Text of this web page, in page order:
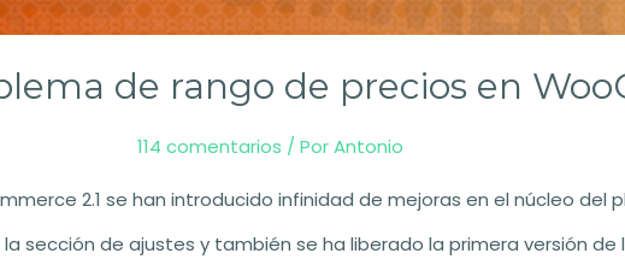
de rango de precios en
114 comentarios / PorAntonio
2.1 se han introducido infinidad de mejoras en el núcleo del
sección de ajustes y también se ha liberado la primera versión de